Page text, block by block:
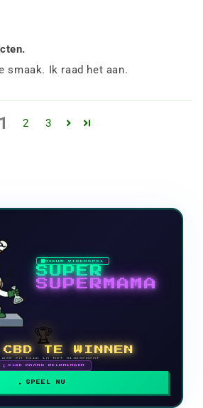
smaak. Ik raad het aan.
1 2 3
NIEUW VIDEOSPEL
SUPER
SUPERMAMA
🏆
TE WINNEN
mee en klim in het klassement
🗓 ELKE MAAND BELONINGEN
SPEEL NU